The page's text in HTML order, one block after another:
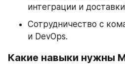
интеграции и
Сотрудничество с
и DevOps.
Какие навыки нужны